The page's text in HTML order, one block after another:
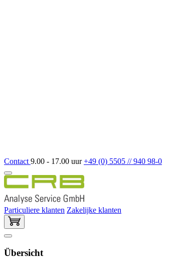
Contact 9.00 - 17.00 uur+49 (0) 5505 // 940 98-0
Particuliere klanten Zakelijke klanten
Übersicht